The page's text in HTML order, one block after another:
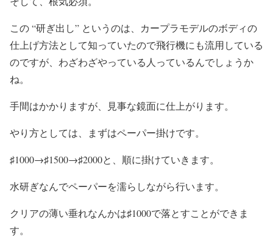
この “研ぎ出し” というのは、カープラモデルのボディの
仕上げ方法として知っていたので飛行機にも流用している
のですが、わざわざやっている人っているんでしょうか
ね。
手間はかかりますが、見事な鏡面に仕上がります。
やり方としては、まずはペーパー掛けです。
♯1000→♯1500→♯2000と、順に掛けていきます。
水研ぎなんでペーパーを濡らしながら行います。
クリアの薄い垂れなんかは♯1000で落とすことができま
す。